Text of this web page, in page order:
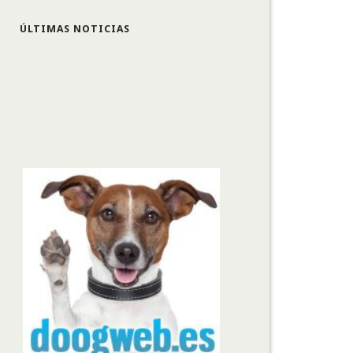
ÚLTIMAS NOTICIAS